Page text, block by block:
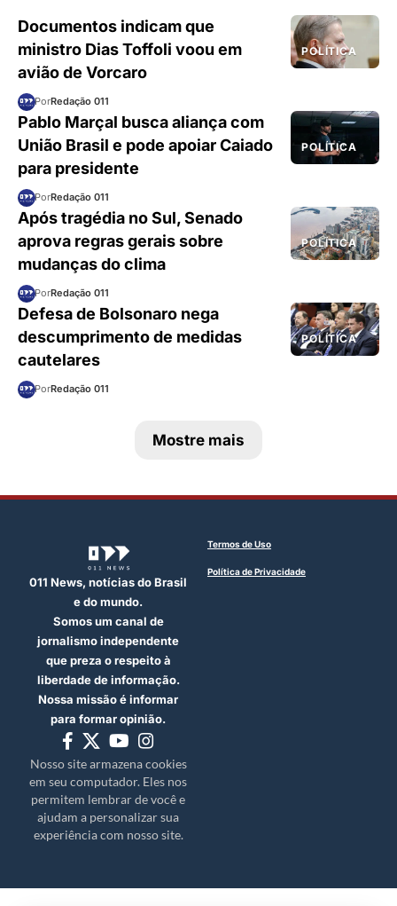
POLÍTICA
Documentos indicam que
ministro Dias Toffoli voou em
avião de Vorcaro
PorRedação 011
POLÍTICA
Pablo Marçal busca aliança com
União Brasil e pode apoiar Caiado
para presidente
PorRedação 011
POLÍTICA
Após tragédia no Sul, Senado
aprova regras gerais sobre
mudanças do clima
PorRedação 011
POLÍTICA
Defesa de Bolsonaro nega
descumprimento de medidas
cautelares
PorRedação 011
Mostre mais
011 News, notícias do Brasil
e do mundo.
Somos um canal de
jornalismo independente
que preza o respeito à
liberdade de informação.
Nossa missão é informar
para formar opinião.
Nosso site armazena cookies
em seu computador. Eles nos
permitem lembrar de você e
ajudam a personalizar sua
experiência com nosso site.
Termos de Uso
Política de Privacidade